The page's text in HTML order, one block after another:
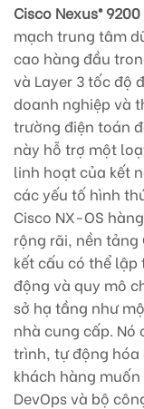
Cisco Nexus®
mạch trung tâm
cao hàng đầu
và Layer 3 tốc độ
doanh nghiệp và
trường điện toán
này hỗ trợ một
linh hoạt của kết
các yếu tố hình
Cisco NX-OS
rộng rãi, nền tảng
kết cấu có thể
động và quy mô
sở hạ tầng như
nhà cung cấp. Nó
trình, tự động
khách hàng
DevOps và bộ